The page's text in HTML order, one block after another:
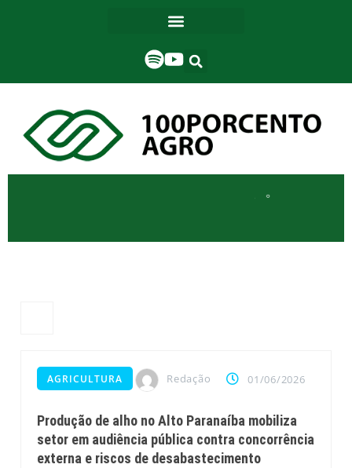
AGRICULTURA Redação 01/06/2026
Produção de alho no Alto Paranaíba mobiliza
setor em audiência pública contra concorrência
externa e riscos de desabastecimento